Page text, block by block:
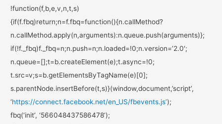
!function(f,b,e,v,n,t,s)
{if(f.fbq)return;n=f.fbq=function(){n.callMethod?
n.callMethod.apply(n,arguments):n.queue.push(arguments)};
if(!f._fbq)f._fbq=n;n.push=n;n.loaded=!0;n.version=’2.0′;
n.queue=[];t=b.createElement(e);t.async=!0;
t.src=v;s=b.getElementsByTagName(e)[0];
s.parentNode.insertBefore(t,s)}(window,document,’script’,
‘https://connect.facebook.net/en_US/fbevents.js’);
fbq(‘init’, ‘566048437586478’);